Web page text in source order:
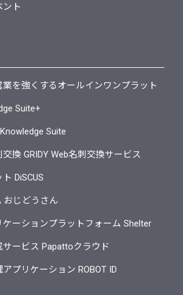
ント
業を強くするオールインワンプラット
Suite+
Suite
換 GRIDY Web名刺交換サービス
DiSCUS
おじどうさん
ケーションプラットフォーム Shelter
サービス Papattoクラウド
プリケーション ROBOT ID